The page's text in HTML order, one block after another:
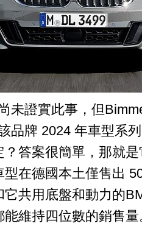
未證實此事，但
品牌 2024 年車型系
答案很簡單，那就
在德國本土僅售出
共用底盤和動力的
維持四位數的銷售